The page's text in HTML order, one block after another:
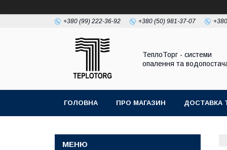
+380 (99) 222-36-92 +380 (50) 981-37-07
ТеплоТорг - системи
опалення та
ГОЛОВНА ПРО МАГАЗИН ДОСТАВКА